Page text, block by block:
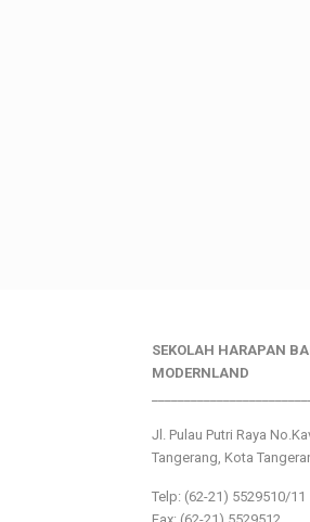
SEKOLAH HARAPAN
MODERNLAND
Jl. Pulau Putri Raya
Tangerang, Kota
Telp: (62-21) 5529510/11